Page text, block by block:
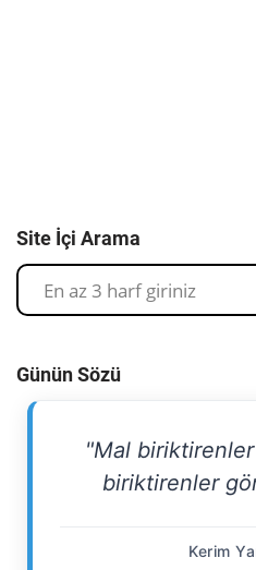
Site İçi Arama
Günün Sözü
"Mal
biriktirenler
Kerim